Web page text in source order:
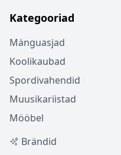
Kategooriad
Mänguasjad
Koolikaubad
Spordivahendid
Muusikariistad
Mööbel
Brändid